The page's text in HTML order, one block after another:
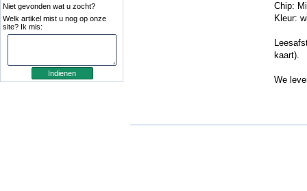
Niet gevonden wat u zocht?
Welk artikel mist u nog op onze
site? Ik mis:
Chip:
Kleur:
kaart).
We